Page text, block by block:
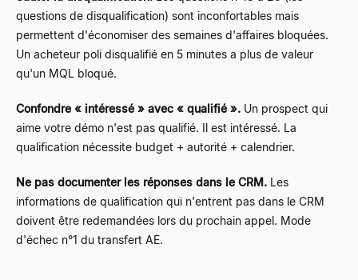
questions de disqualification) sont inconfortables mais
permettent d'économiser des semaines d'affaires bloquées.
Un acheteur poli disqualifié en 5 minutes a plus de valeur
qu'un MQL bloqué.
Confondre « intéressé » avec « qualifié ». Un prospect qui
aime votre démo n'est pas qualifié. Il est intéressé. La
qualification nécessite budget + autorité + calendrier.
Ne pas documenter les réponses dans le CRM. Les
informations de qualification qui n'entrent pas dans le CRM
doivent être redemandées lors du prochain appel. Mode
d'échec n°1 du transfert AE.